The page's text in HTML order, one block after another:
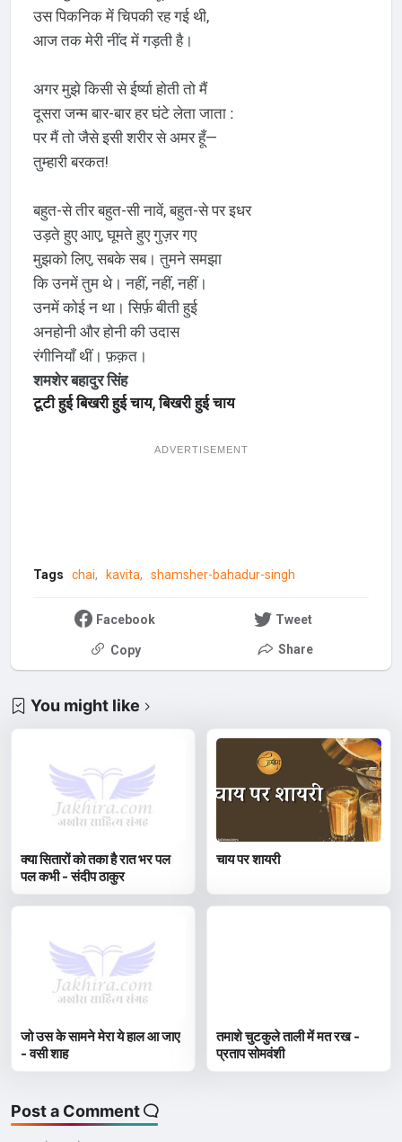
उस पिकनिक में चिपकी रह गई थी,
आज तक मेरी नींद में गड़ती है।
अगर मुझे किसी से ईर्ष्या होती तो मैं
पर मैं तो जैसे इसी शरीर से अमर हूँ—
तुम्हारी बरकत!
बहुत-से तीर बहुत-सी नावें, बहुत-से पर इधर
उड़ते हुए आए, घूमते हुए गुज़र गए
मुझको लिए, सबके सब। तुमने समझा
कि उनमें तुम थे। नहीं, नहीं, नहीं।
उनमें कोई न था। सिर्फ़ बीती हुई
अनहोनी और होनी की उदास
रंगीनियाँ थीं। फ़क़त।
शमशेर बहादुर सिंह
टूटी हुई बिखरी हुई चाय, बिखरी हुई चाय
ADVERTISEMENT
Tags chai kavita shamsher-bahadur-singh
Facebook Tweet
Copy Share
You might like
क्या सितारों को तका है रात भर पल
पल कभी - संदीप ठाकुर
चाय पर शायरी
जो उस के सामने मेरा ये हाल आ जाए
- वसी शाह
तमाशे चुटकुले ताली में मत रख -
प्रताप सोमवंशी
Post a Comment